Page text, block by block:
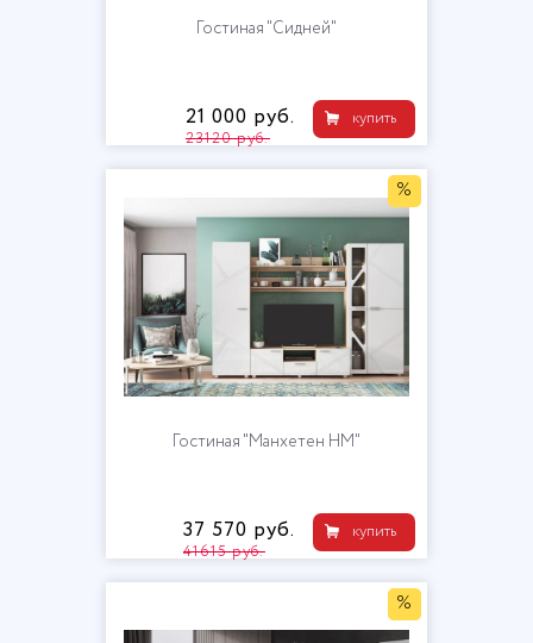
Гостиная "Сидней"
купить
21 000 руб.
23120 руб.
%
Гостиная "Манхетен НМ"
купить
37 570 руб.
41615 руб.
%